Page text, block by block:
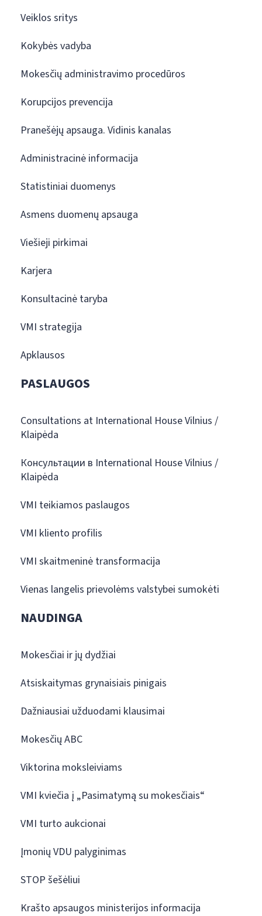
Veiklos sritys
Kokybės vadyba
Mokesčių administravimo procedūros
Korupcijos prevencija
Pranešėjų apsauga. Vidinis kanalas
Administracinė informacija
Statistiniai duomenys
Asmens duomenų apsauga
Viešieji pirkimai
Karjera
Konsultacinė taryba
VMI strategija
Apklausos
PASLAUGOS
Consultations at International House Vilnius /
Klaipėda
Консультации в International House Vilnius /
Klaipėda
VMI teikiamos paslaugos
VMI kliento profilis
VMI skaitmeninė transformacija
Vienas langelis prievolėms valstybei sumokėti
NAUDINGA
Mokesčiai ir jų dydžiai
Atsiskaitymas grynaisiais pinigais
Dažniausiai užduodami klausimai
Mokesčių ABC
Viktorina moksleiviams
VMI kviečia į „Pasimatymą su mokesčiais“
VMI turto aukcionai
Įmonių VDU palyginimas
STOP šešėliui
Krašto apsaugos ministerijos informacija